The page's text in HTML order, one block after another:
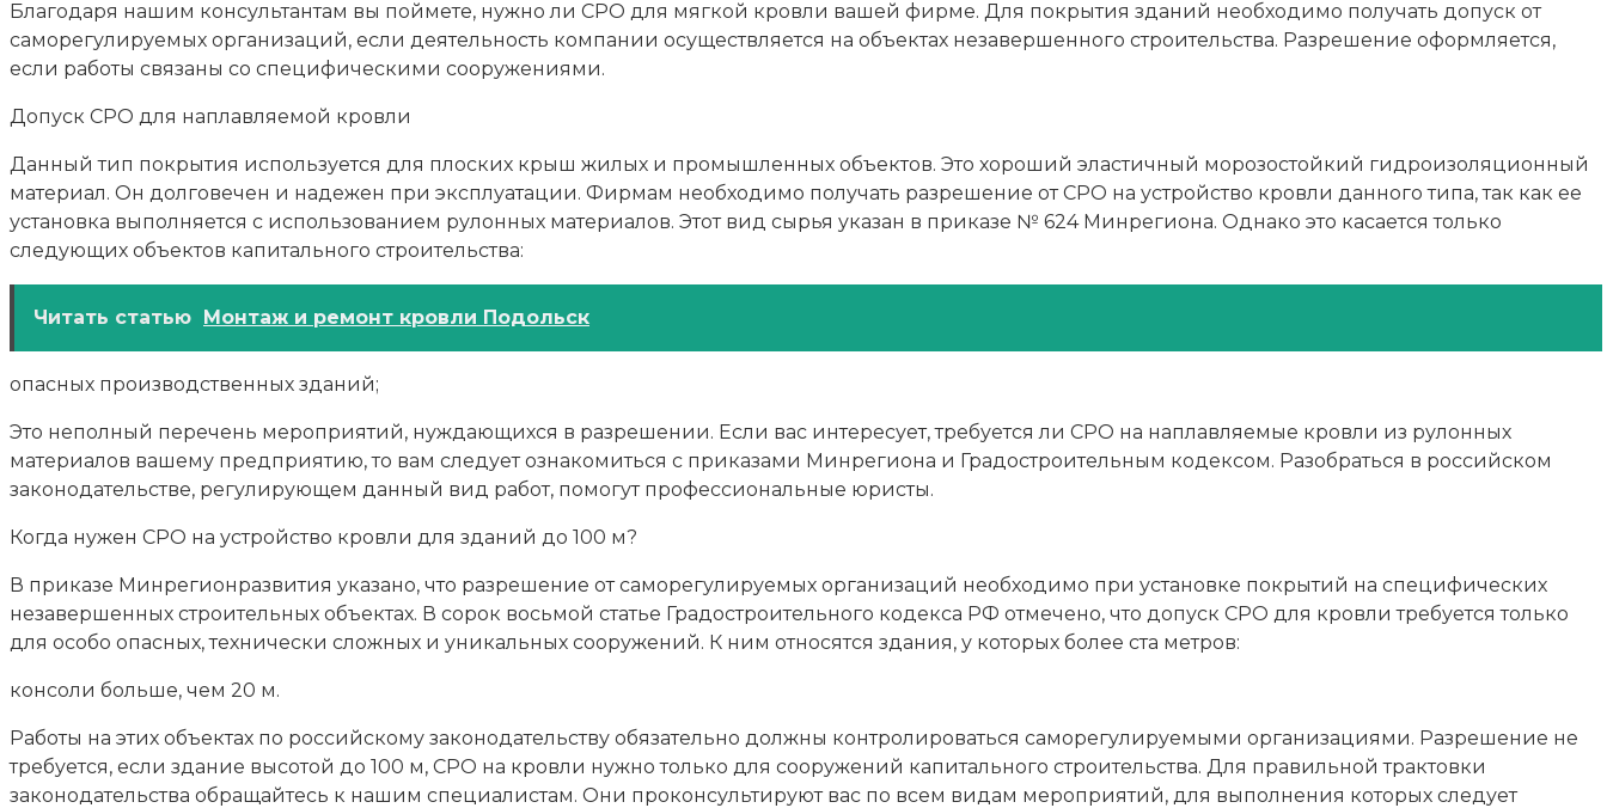
Благодаря нашим консультантам вы поймете, нужно ли СРО для мягкой кровли вашей фирме. Для покрытия зданий необходимо получать допуск от
саморегулируемых организаций, если деятельность компании осуществляется на объектах незавершенного строительства. Разрешение оформляется,
если работы связаны со специфическими сооружениями.
Допуск СРО для наплавляемой кровли
Данный тип покрытия используется для плоских крыш жилых и промышленных объектов. Это хороший эластичный морозостойкий гидроизоляционный
материал. Он долговечен и надежен при эксплуатации. Фирмам необходимо получать разрешение от СРО на устройство кровли данного типа, так как ее
установка выполняется с использованием рулонных материалов. Этот вид сырья указан в приказе № 624 Минрегиона. Однако это касается только
следующих объектов капитального строительства:
Читать статью Монтаж и ремонт кровли Подольск
опасных производственных зданий;
Это неполный перечень мероприятий, нуждающихся в разрешении. Если вас интересует, требуется ли СРО на наплавляемые кровли из рулонных
материалов вашему предприятию, то вам следует ознакомиться с приказами Минрегиона и Градостроительным кодексом. Разобраться в российском
законодательстве, регулирующем данный вид работ, помогут профессиональные юристы.
Когда нужен СРО на устройство кровли для зданий до 100 м?
В приказе Минрегионразвития указано, что разрешение от саморегулируемых организаций необходимо при установке покрытий на специфических
незавершенных строительных объектах. В сорок восьмой статье Градостроительного кодекса РФ отмечено, что допуск СРО для кровли требуется только
для особо опасных, технически сложных и уникальных сооружений. К ним относятся здания, у которых более ста метров:
консоли больше, чем 20 м.
Работы на этих объектах по российскому законодательству обязательно должны контролироваться саморегулируемыми организациями. Разрешение не
требуется, если здание высотой до 100 м, СРО на кровли нужно только для сооружений капитального строительства. Для правильной трактовки
законодательства обращайтесь к нашим специалистам. Они проконсультируют вас по всем видам мероприятий, для выполнения которых следует